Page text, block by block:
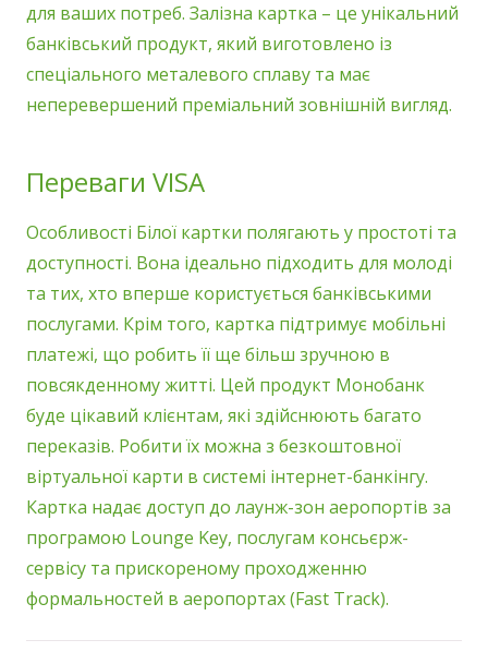
для ваших потреб. Залізна картка – це унікальний
банківський продукт, який виготовлено із
спеціального металевого сплаву та має
неперевершений преміальний зовнішній вигляд.
Переваги VISA
Особливості Білої картки полягають у простоті та
доступності. Вона ідеально підходить для молоді
та тих, хто вперше користується банківськими
послугами. Крім того, картка підтримує мобільні
платежі, що робить її ще більш зручною в
повсякденному житті. Цей продукт Монобанк
буде цікавий клієнтам, які здійснюють багато
переказів. Робити їх можна з безкоштовної
віртуальної карти в системі інтернет-банкінгу.
Картка надає доступ до лаунж-зон аеропортів за
програмою Lounge Key, послугам консьєрж-
сервісу та прискореному проходженню
формальностей в аеропортах (Fast Track).